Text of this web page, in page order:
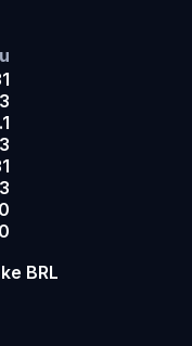
BRL